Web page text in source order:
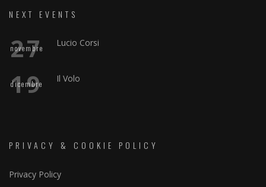
NEXT EVENTS
27
novembre Lucio Corsi
19
dicembre Il Volo
PRIVACY & COOKIE POLICY
Privacy Policy